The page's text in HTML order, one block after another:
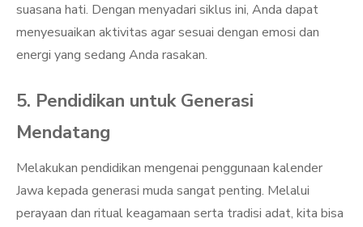
suasana hati. Dengan menyadari siklus ini, Anda dapat
menyesuaikan aktivitas agar sesuai dengan emosi dan
energi yang sedang Anda rasakan.
5. Pendidikan untuk Generasi
Mendatang
Melakukan pendidikan mengenai penggunaan kalender
Jawa kepada generasi muda sangat penting. Melalui
perayaan dan ritual keagamaan serta tradisi adat, kita bisa